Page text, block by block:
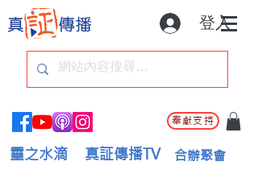
登入
奉獻支持
靈之水滴 真証傳播TV 合辦聚會